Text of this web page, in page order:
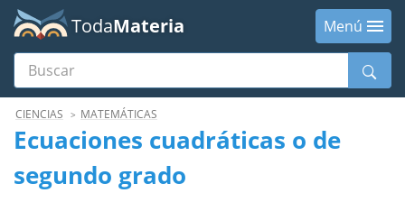
TodaMateria
Menú
Buscar
MenúCIENCIAS MATEMÁTICAS
Ecuaciones cuadráticas o de
segundo grado